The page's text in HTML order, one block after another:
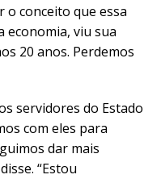
o conceito que essa
economia, viu sua
20 anos. Perdemos
servidores do Estado
com eles para
dar mais
“Estou